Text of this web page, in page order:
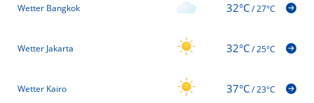
Wetter Bangkok 32°C/27°C
Wetter Jakarta 32°C/25°C
Wetter Kairo 37°C/23°C